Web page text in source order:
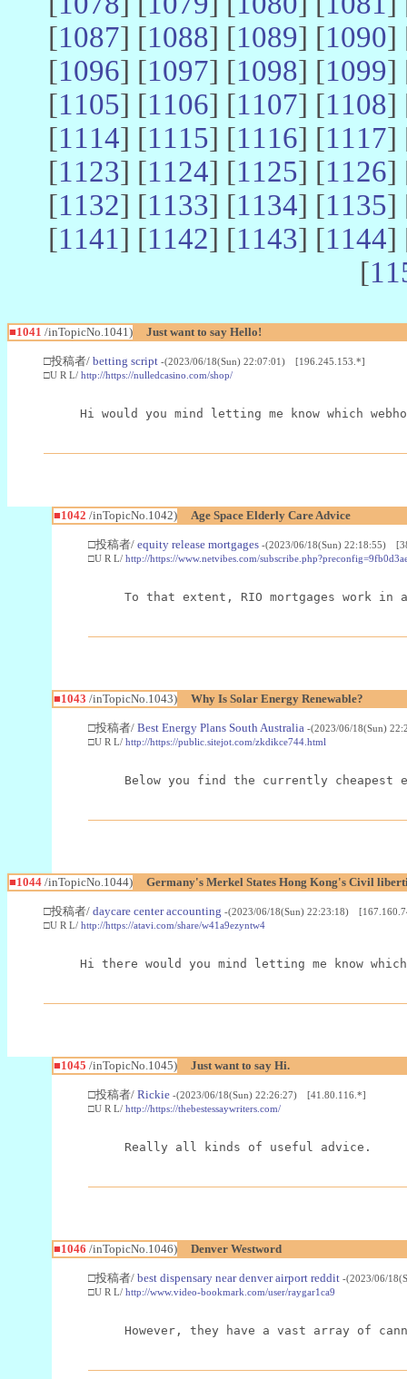
[1087] [1088] [1089] [1090]
[1096] [1097] [1098] [1099]
[1105] [1106] [1107] [1108]
[1114] [1115] [1116] [1117]
[1123] [1124] [1125] [1126]
[1132] [1133] [1134] [1135]
[1141] [1142] [1143] [1144]
[
■1041 /inTopicNo.1041) Just want to say Hello!
□投稿者/ betting script -(2023/06/18(Sun) 22:07:01) [196.245.153.*]
□U R L/ http://https://nulledcasino.com/shop/
Hi would you mind letting me know which
■1042 /inTopicNo.1042) Age Space Elderly Care Advice
□投稿者/ equity release mortgages -(2023/06/18(Sun) 22:18:55)
□U R L/ http://https://www.netvibes.com/
To that extent, RIO mortgages work in
■1043 /inTopicNo.1043) Why Is Solar Energy Renewable?
□投稿者/ Best Energy Plans South Australia -(2023/06/18(Sun)
□U R L/ http://https://public.sitejot.com/zkdikce744.html
Below you find the currently
■1044 /inTopicNo.1044) Germany's Merkel States Hong Kong's Civil
□投稿者/ daycare center accounting -(2023/06/18(Sun) 22:23:18)
□U R L/ http://https://atavi.com/share/w41a9ezyntw4
Hi there would you mind letting me know
■1045 /inTopicNo.1045) Just want to say Hi.
□投稿者/ Rickie -(2023/06/18(Sun) 22:26:27) [41.80.116.*]
□U R L/ http://https://thebestessaywriters.com/
Really all kinds of useful advice.
■1046 /inTopicNo.1046) Denver Westword
□投稿者/ best dispensary near denver airport reddit -(2023/06/
□U R L/ http://www.video-bookmark.com/user/raygar1ca9
However, they have a vast array of